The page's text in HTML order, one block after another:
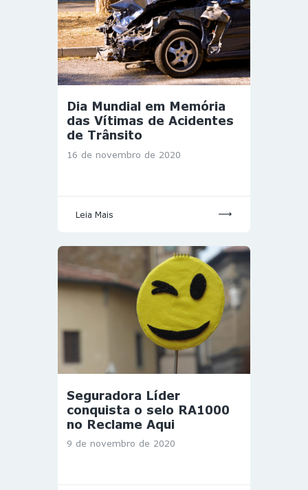
Dia Mundial em Memória
das Vítimas de Acidentes
de Trânsito
16 de novembro de 2020
Leia Mais
Seguradora Líder
conquista o selo RA1000
no Reclame Aqui
9 de novembro de 2020